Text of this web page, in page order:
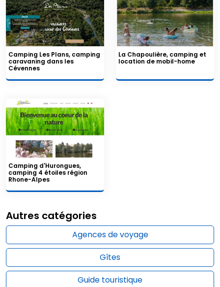
Camping Les Plans, camping
caravaning dans les
Cévennes
La Chapoulière, camping et
location de mobil-home
Camping d'Hurongues,
camping 4 étoiles région
Rhone-Alpes
Autres catégories
Agences de voyage
Gîtes
Guide touristique